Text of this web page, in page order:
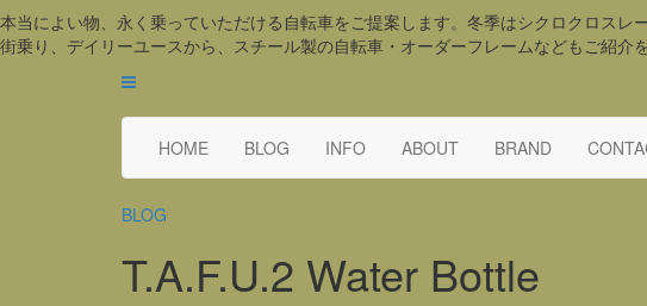
本当によい物、永く乗っていただける自転車をご提案します。冬季はシクロクロスレ
街乗り、デイリーユースから、スチール製の自転車・オーダーフレームなどもご紹介
HOME BLOG INFO ABOUT BRAND
BLOG
T.A.F.U.2 Water Bottle